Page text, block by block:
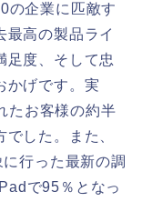
の企業に匹敵す
最高の製品ライ
足度、そして忠
かげです。実
たお客様の約半
した。また、
行った最新の調
で95％となっ